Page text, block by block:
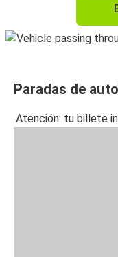
Paradas de
Atención: tu billete